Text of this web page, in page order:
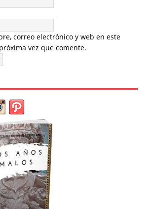
correo electrónico y web en este
vez que comente.